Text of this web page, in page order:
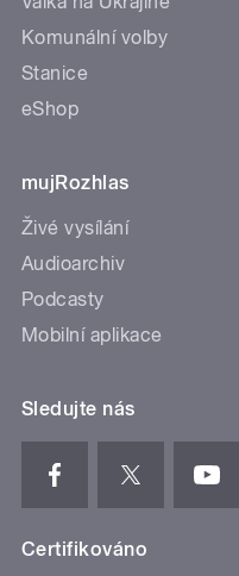
Komunální volby
Stanice
eShop
mujRozhlas
Živé vysílání
Audioarchiv
Podcasty
Mobilní aplikace
Sledujte nás
Certifikováno